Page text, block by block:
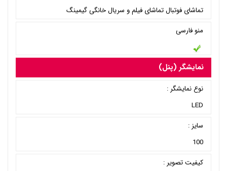
تماشای فوتبال تماشای فیلم و سریال خانگی گیمینگ
منو فارسی
نمایشگر (پنل)
نوع نمایشگر :
LED
سایز :
100
کیفیت تصویر :